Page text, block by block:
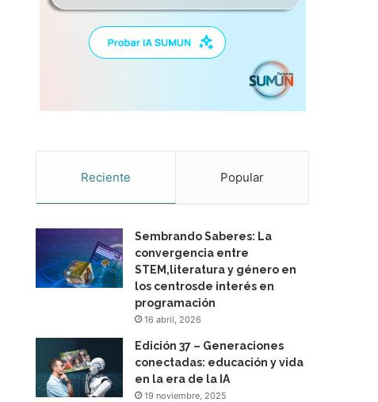
Reciente Popular
Sembrando Saberes: La
convergencia entre
STEM,literatura y género en
los centrosde interés en
programación
16 abril, 2026
Edición 37 – Generaciones
conectadas: educación y vida
en la era de la IA
19 noviembre, 2025